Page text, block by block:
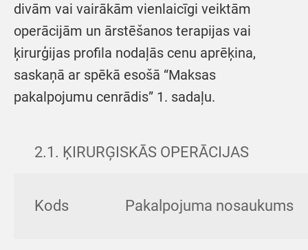
divām vai vairākām vienlaicīgi veiktām
operācijām un ārstēšanos terapijas vai
ķirurģijas profila nodaļās cenu aprēķina,
saskaņā ar spēkā esošā “Maksas
pakalpojumu cenrādis” 1. sadaļu.
2.1. ĶIRURĢISKĀS OPERĀCIJAS
Kods Pakalpojuma nosaukums